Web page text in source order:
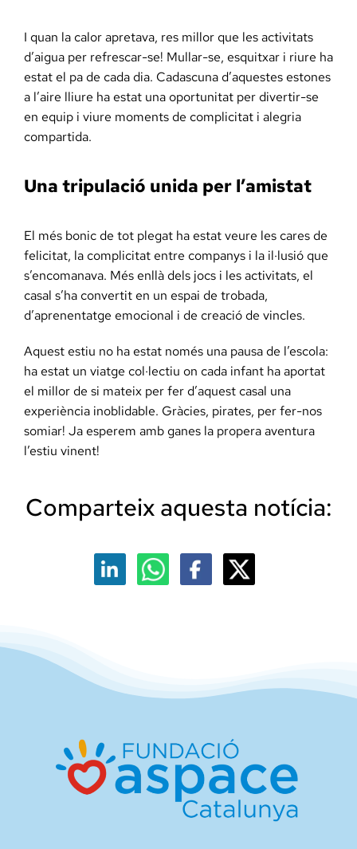
I quan la calor apretava, res millor que les activitats
d’aigua per refrescar-se! Mullar-se, esquitxar i riure ha
estat el pa de cada dia. Cadascuna d’aquestes estones
a l’aire lliure ha estat una oportunitat per divertir-se
en equip i viure moments de complicitat i alegria
compartida.
Una tripulació unida per l’amistat
El més bonic de tot plegat ha estat veure les cares de
felicitat, la complicitat entre companys i la il·lusió que
s’encomanava. Més enllà dels jocs i les activitats, el
casal s’ha convertit en un espai de trobada,
d’aprenentatge emocional i de creació de vincles.
Aquest estiu no ha estat només una pausa de l’escola:
ha estat un viatge col·lectiu on cada infant ha aportat
el millor de si mateix per fer d’aquest casal una
experiència inoblidable. Gràcies, pirates, per fer-nos
somiar! Ja esperem amb ganes la propera aventura
l’estiu vinent!
Comparteix aquesta notícia: